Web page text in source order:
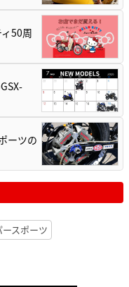
50周
ーツの
スポーツ